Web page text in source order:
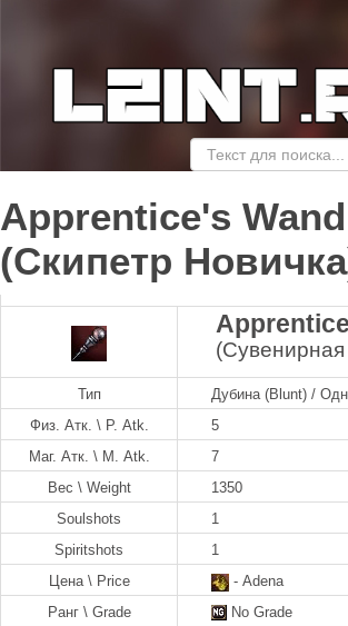
Apprentice's Wand
(Скипетр
Тип
Дубина (Blunt) /
Физ. Атк. \ P. Atk.
5
Маг. Атк. \ M. Atk.
7
Вес \ Weight
1350
Soulshots
1
Spiritshots
1
Цена \ Price
- Adena
Ранг \ Grade
No Grade